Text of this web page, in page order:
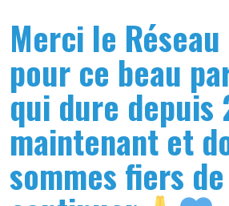
Merci le
pour ce beau
qui dure depuis
maintenant et
sommes fiers de